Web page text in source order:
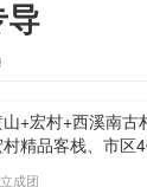
导
+宏村+西溪南古
村精品客栈、市区
成团